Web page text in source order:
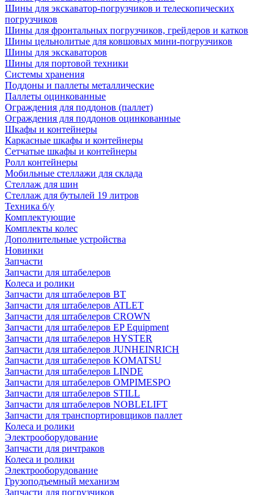
Шины для экскаватор-погрузчиков и телескопических
погрузчиков
Шины для фронтальных погрузчиков, грейдеров и катков
Шины цельнолитые для ковшовых мини-погрузчиков
Шины для экскаваторов
Шины для портовой техники
Системы хранения
Поддоны и паллеты металлические
Паллеты оцинкованные
Ограждения для поддонов (паллет)
Ограждения для поддонов оцинкованные
Шкафы и контейнеры
Каркасные шкафы и контейнеры
Сетчатые шкафы и контейнеры
Ролл контейнеры
Мобильные стеллажи для склада
Стеллаж для шин
Стеллаж для бутылей 19 литров
Техника б/у
Комплектующие
Комплекты колес
Дополнительные устройства
Новинки
Запчасти
Запчасти для штабелеров
Колеса и ролики
Запчасти для штабелеров BT
Запчасти для штабелеров ATLET
Запчасти для штабелеров CROWN
Запчасти для штабелеров EP Equipment
Запчасти для штабелеров HYSTER
Запчасти для штабелеров JUNHEINRICH
Запчасти для штабелеров KOMATSU
Запчасти для штабелеров LINDE
Запчасти для штабелеров OMPIMESPO
Запчасти для штабелеров STILL
Запчасти для штабелеров NOBLELIFT
Запчасти для транспортировщиков паллет
Колеса и ролики
Электрооборудование
Запчасти для ричтраков
Колеса и ролики
Электрооборудование
Грузоподъемный механизм
Запчасти для погрузчиков